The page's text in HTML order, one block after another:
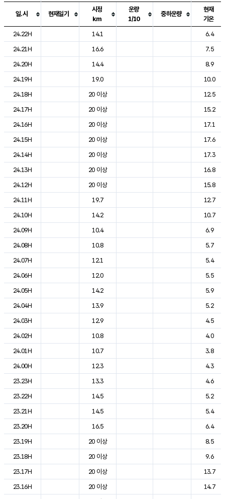
도시별 기상실황표로 지점, 날씨, 기온, 강수, 바람, 기압등을 안내한 표입
일.시 현재일기
시정
km
운량
1/10
중하운량
현재
기온
24.22H
14.1
6.4
24.21H
16.6
7.5
24.20H
14.4
8.9
24.19H
19.0
10.0
24.18H
20 이상
12.5
24.17H
20 이상
15.2
24.16H
20 이상
17.1
24.15H
20 이상
17.6
24.14H
20 이상
17.3
24.13H
20 이상
16.8
24.12H
20 이상
15.8
24.11H
19.7
12.7
24.10H
14.2
10.7
24.09H
10.4
6.9
24.08H
10.8
5.7
24.07H
12.1
5.4
24.06H
12.0
5.5
24.05H
14.2
5.9
24.04H
13.9
5.2
24.03H
12.9
4.5
24.02H
10.8
4.0
24.01H
10.7
3.8
24.00H
12.3
4.3
23.23H
13.3
4.6
23.22H
14.5
5.2
23.21H
14.5
5.4
23.20H
16.5
6.4
23.19H
20 이상
8.5
23.18H
20 이상
9.6
23.17H
20 이상
13.7
23.16H
20 이상
14.7